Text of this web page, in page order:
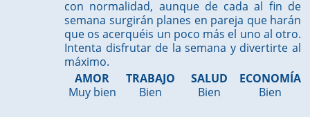
con normalidad, aunque de cada al fin de
semana surgirán planes en pareja que harán
que os acerquéis un poco más el uno al otro.
Intenta disfrutar de la semana y divertirte al
máximo.
AMOR
Muy bien
TRABAJO
Bien
SALUD
Bien
ECONOMÍA
Bien